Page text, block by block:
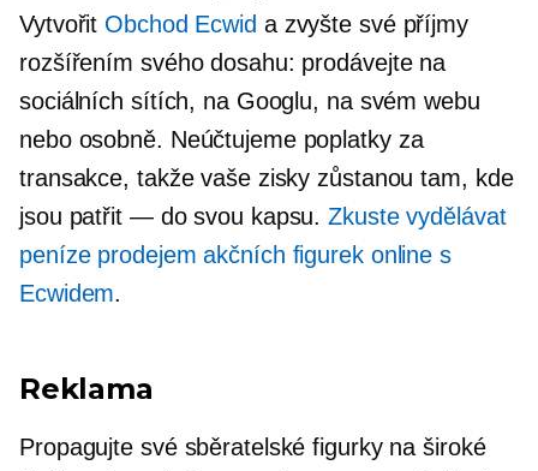
Vytvořit Obchod Ecwid a zvyšte své příjmy
rozšířením svého dosahu: prodávejte na
sociálních sítích, na Googlu, na svém webu
nebo osobně. Neúčtujeme poplatky za
transakce, takže vaše zisky zůstanou tam, kde
jsou patřit — dosvou kapsu.Zkuste vydělávat
peníze prodejem akčních figurek online s
Ecwidem.
Reklama
Propagujte své sběratelské figurky na široké